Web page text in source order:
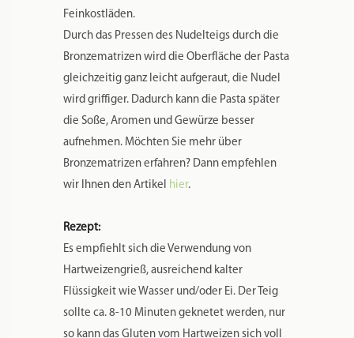
Feinkostläden.
Durch das Pressen des Nudelteigs durch die
Bronzematrizen wird die Oberfläche der Pasta
gleichzeitig ganz leicht aufgeraut, die Nudel
wird griffiger. Dadurch kann die Pasta später
die Soße, Aromen und Gewürze besser
aufnehmen. Möchten Sie mehr über
Bronzematrizen erfahren? Dann empfehlen
wir Ihnen den Artikel
hier.
Rezept:
Es empfiehlt sich die Verwendung von
Hartweizengrieß, ausreichend kalter
Flüssigkeit wie Wasser und/oder Ei. Der Teig
sollte ca. 8-10 Minuten geknetet werden, nur
so kann das Gluten vom Hartweizen sich voll